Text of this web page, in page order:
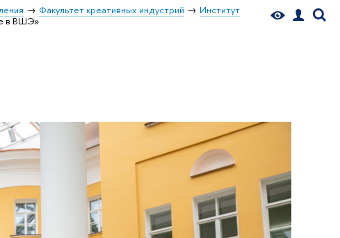
Факультет креативных индустрий
Институт
в ВШЭ»